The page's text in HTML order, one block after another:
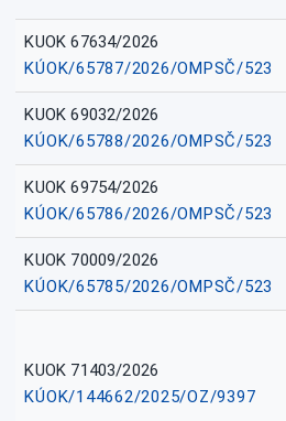
KUOK 67634/2026
KÚOK/65787/2026/OMPSČ/523
KUOK 69032/2026
KÚOK/65788/2026/OMPSČ/523
KUOK 69754/2026
KÚOK/65786/2026/OMPSČ/523
KUOK 70009/2026
KÚOK/65785/2026/OMPSČ/523
KUOK 71403/2026
KÚOK/144662/2025/OZ/9397